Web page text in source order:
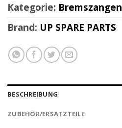
Kategorie: Bremszangen
Brand: UP SPARE PARTS
BESCHREIBUNG
ZUBEHÖR/ERSATZTEILE